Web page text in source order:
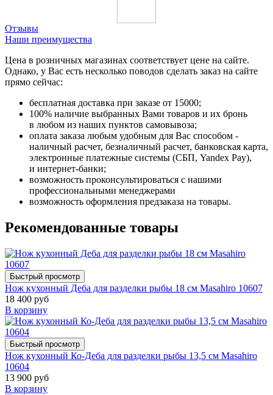
Отзывы
Наши преимущества
Цена в розничных магазинах соответствует цене на сайте.
Однако, у Вас есть несколько поводов сделать заказ на сайте
прямо сейчас:
бесплатная доставка при заказе от 15000;
100% наличие выбранных Вами товаров и их бронь
в любом из наших пунктов самовывоза;
оплата заказа любым удобным для Вас способом -
наличный расчет, безналичный расчет, банковская карта,
электронные платежные системы (СБП, Yandex Pay),
и интернет-банки;
возможность проконсультироваться с нашими
профессиональными менеджерами
возможность оформления предзаказа на товары.
Рекомендованные товары
Быстрый просмотр
Нож кухонный Деба для разделки рыбы 18 см Masahiro 10607
18 400 руб
В корзину
Быстрый просмотр
Нож кухонный Ко-Деба для разделки рыбы 13,5 см Masahiro
10604
13 900 руб
В корзину